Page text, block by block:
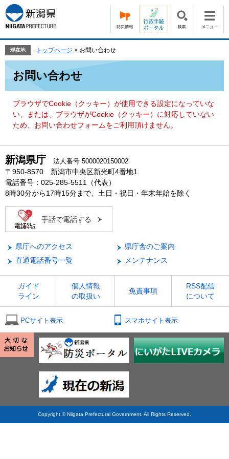
ー
ジ
の
頭
す。
ニ
ュ
ー
飛
て
現在地 トップページ > お問い合わせ
お問い合わせ
ブラウザでCookie（クッキー）が使用できる設定になっていな
い、または、ブラウザがCookie（クッキー）に対応していない
ため、お問い合わせフォームをご利用頂けません。
新潟県庁 法人番号 5000020150002
〒950-8570 新潟市中央区新光町4番地1
電話番号：025-285-5511（代表）
8時30分から17時15分まで、土日・祝日・年末年始を除く
手話で電話する
県庁へのアクセス
県庁舎のご案内
直通電話番号一覧
メンテナンス
ガイド
ライン
個人情報
の取扱い
免責事項
RSS配信
について
PCサイト表示 スマホサイト表示
Copyright © Niigata Prefectural Government. All Rights Reserved.